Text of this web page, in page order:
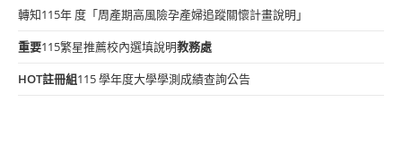
轉知115年 度「周產期高風險孕產婦追蹤關懷計畫說明」
重要115繁星推薦校內選填說明教務處
HOT註冊組115 學年度大學學測成績查詢公告